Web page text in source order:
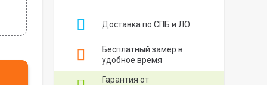
Доставка по СПБ и ЛО
Бесплатный замер в
удобное время
Гарантия от